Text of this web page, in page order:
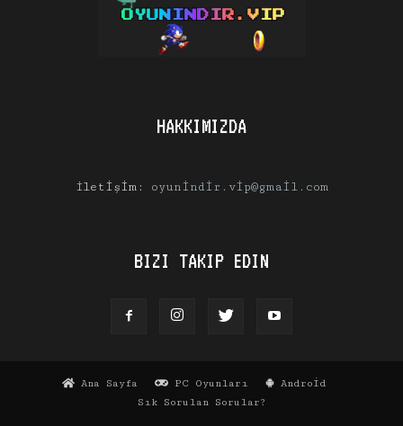
HAKKIMIZDA
İletişim: oyunindir.vip@gmail.com
BIZI TAKIP EDIN
Ana Sayfa PC Oyunları
Android
Sık Sorulan Sorular?